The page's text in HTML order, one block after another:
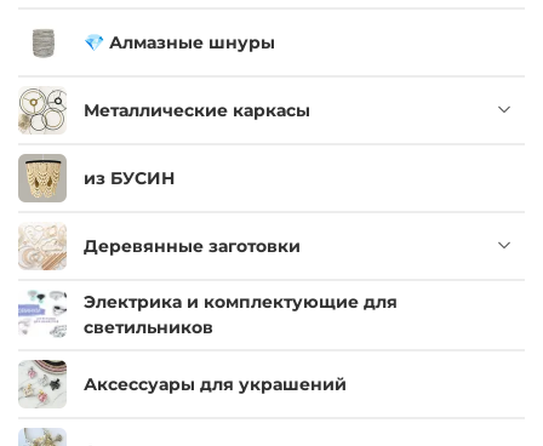
💎 Алмазные шнуры
Металлические каркасы
из БУСИН
Деревянные заготовки
Электрика и комплектующие для
светильников
Аксессуары для украшений